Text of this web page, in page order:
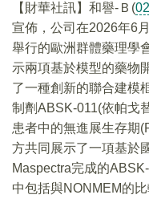
​【財華社訊】和譽-Ｂ(
宣佈，公司在2026年6
舉行的歐洲群體藥理學
示兩項基於模型的藥物
了一種創新的聯合建模
制劑ABSK-011(依帕戈
患者中的無進展生存期
方共同展示了一項基於
Maspectra完成的
中包括與NONMEM的比